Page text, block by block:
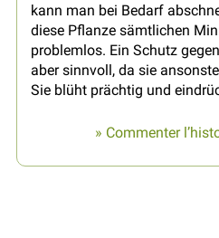
kann man bei Bedarf
diese Pflanze sämtlichen
problemlos. Ein Schutz
aber sinnvoll, da sie
Sie blüht prächtig und
» Commenter